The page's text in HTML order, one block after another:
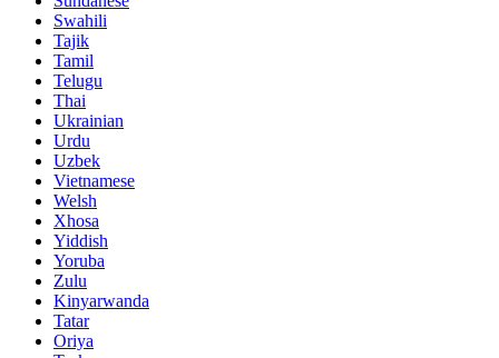
Swahili
Tajik
Tamil
Telugu
Thai
Ukrainian
Urdu
Uzbek
Vietnamese
Welsh
Xhosa
Yiddish
Yoruba
Zulu
Kinyarwanda
Tatar
Oriya